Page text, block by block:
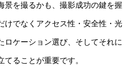
景を撮るかも、撮影成功の鍵を握
けでなくアクセス性・安全性・光
ロケーション選び、そしてそれに
ることが重要です。